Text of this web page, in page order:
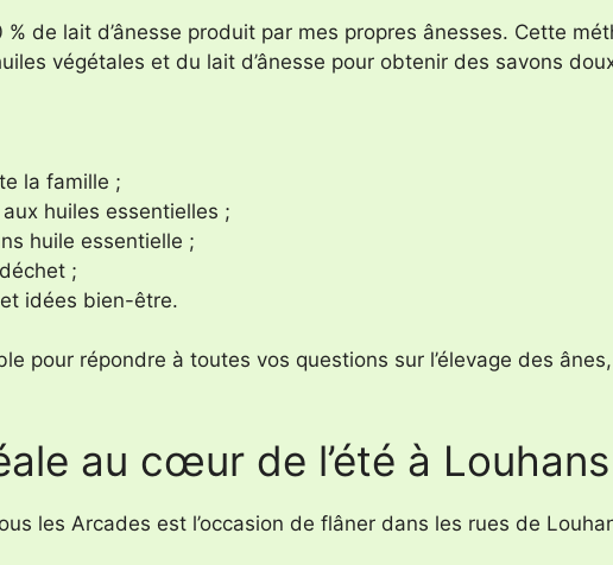
de lait d’ânesse produit par mes propres ânesses. Cette
végétales et du lait d’ânesse pour obtenir des savons
la famille ;
huiles essentielles ;
huile essentielle ;
;
idées bien-être.
pour répondre à toutes vos questions sur l’élevage des
au cœur de l’été à Louhans
les Arcades est l’occasion de flâner dans les rues de